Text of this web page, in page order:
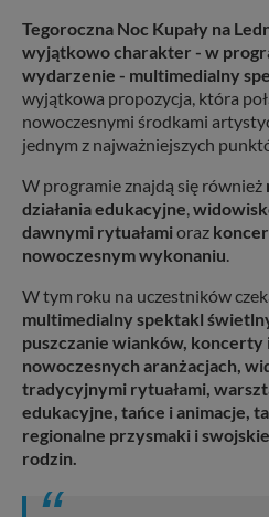
Tegoroczna Noc Kupały na
wyjątkowo charakter - w
wydarzenie - multimedialny
wyjątkowa propozycja, która
nowoczesnymi środkami
jednym z najważniejszych
W programie znajdą się również
działania edukacyjne,
dawnymi rytuałamioraz
nowoczesnym wykonaniu.
W tym roku na uczestników
multimedialny spektakl
puszczanie wianków,
nowoczesnych aranżacjach,
tradycyjnymi rytuałami,
edukacyjne, tańce i animacje,
regionalne przysmaki i
rodzin.